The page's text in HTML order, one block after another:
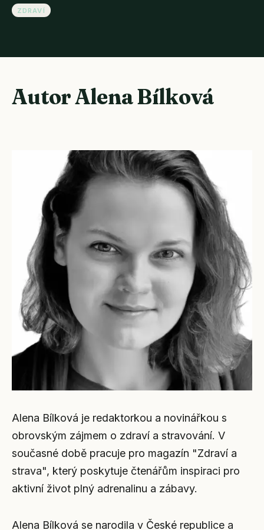
ZDRAVÍ
Autor Alena Bílková
Alena Bílková je redaktorkou a novinářkou s
obrovským zájmem o zdraví a stravování. V
současné době pracuje pro magazín "Zdraví a
strava", který poskytuje čtenářům inspiraci pro
aktivní život plný adrenalinu a zábavy.
Alena Bílková se narodila v České republice a